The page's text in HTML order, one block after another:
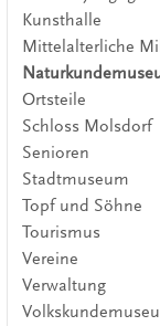
Kunsthalle
Mittelalterliche
Ortsteile
Schloss Molsdorf
Senioren
Stadtmuseum
Topf und Söhne
Tourismus
Vereine
Verwaltung